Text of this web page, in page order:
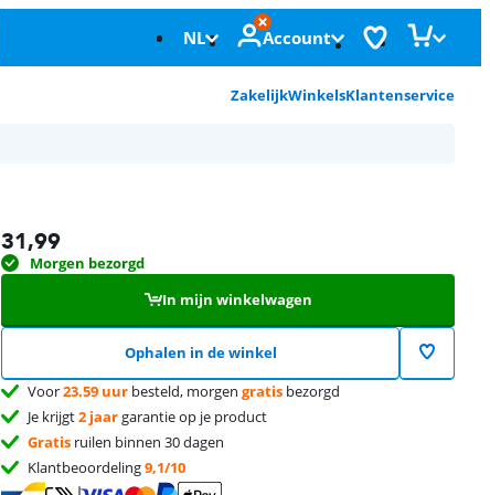
NL Account
ZakelijkWinkelsKlantenservice
31,99
Morgen bezorgd
In mijn winkelwagen
Ophalen in de winkel
Voor23.59 uur besteld, morgengratis bezorgd
Je krijgt2 jaargarantie op je product
Gratis ruilen binnen 30 dagen
Klantbeoordeling9,1/10